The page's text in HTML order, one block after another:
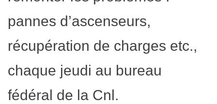
pannes d’ascenseurs,
récupération de charges etc.,
chaque jeudi au bureau
fédéral de la Cnl.